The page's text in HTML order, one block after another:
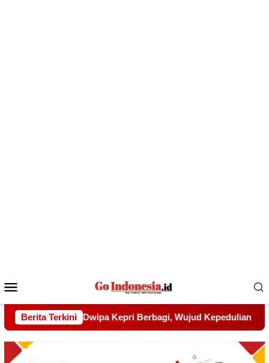
Mobile
Berita Terkini
Kepedulian kepada Pondok Tahfidz Yatim dan Dhuafa Al-